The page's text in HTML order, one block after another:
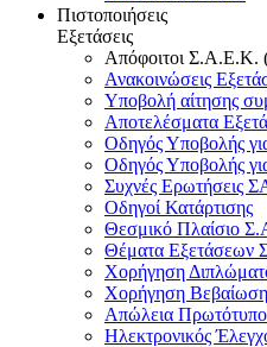
Πιστοποιήσεις
Εξετάσεις
Απόφοιτοι Σ.Α.Ε.Κ.
Ανακοινώσεις
Υποβολή αίτησης
Αποτελέσματα
Οδηγός Υποβολής
Οδηγός Υποβολής
Συχνές Ερωτήσεις
Οδηγοί Κατάρτισης
Θεσμικό Πλαίσιο
Θέματα Εξετάσεων
Χορήγηση
Χορήγηση
Απώλεια
Ηλεκτρονικός